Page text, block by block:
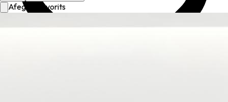
Afegir a favorits